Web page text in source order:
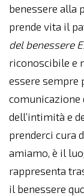
benessere alla
prende vita il
del benessere
riconoscibile e
essere sempre
comunicazione
dell’intimità e
prenderci cura
amiamo, è il
rappresenta
il benessere